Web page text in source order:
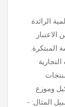
الرائدة
المبتكرة.
وموزع
المثال: -